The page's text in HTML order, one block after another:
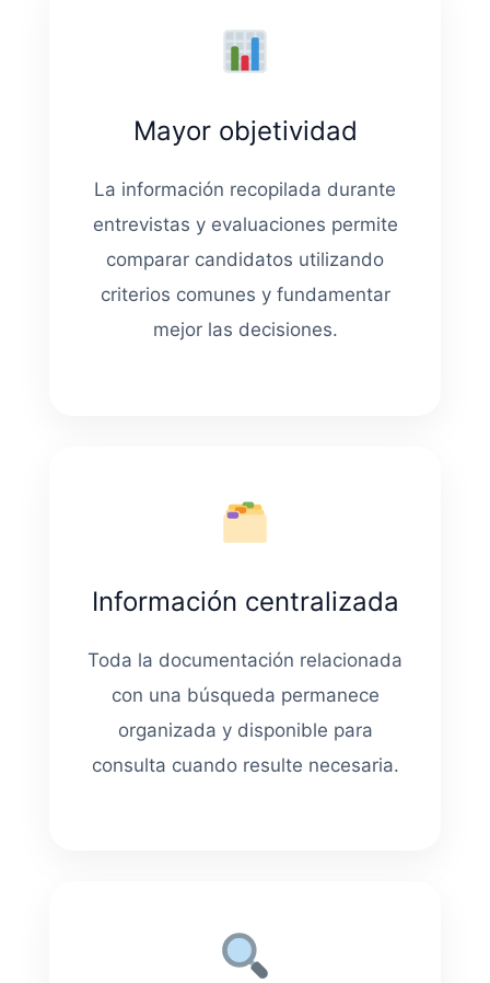
Mayor objetividad
La información recopilada durante
entrevistas y evaluaciones permite
comparar candidatos utilizando
criterios comunes y fundamentar
mejor las decisiones.
Información centralizada
Toda la documentación relacionada
con una búsqueda permanece
organizada y disponible para
consulta cuando resulte necesaria.